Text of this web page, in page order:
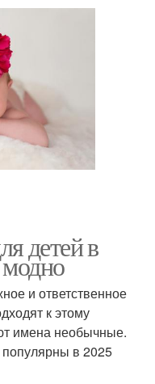
детей в
модно
и ответственное
к этому
имена необычные.
в 2025